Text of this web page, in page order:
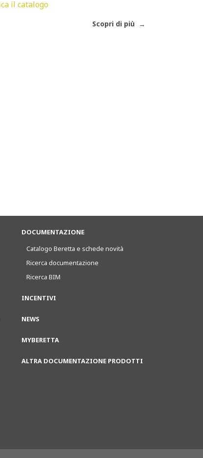
Scopri di più
DOCUMENTAZIONE
Catalogo Beretta e schede novità
Ricerca documentazione
Ricerca BIM
INCENTIVI
NEWS
MYBERETTA
ALTRA DOCUMENTAZIONE PRODOTTI